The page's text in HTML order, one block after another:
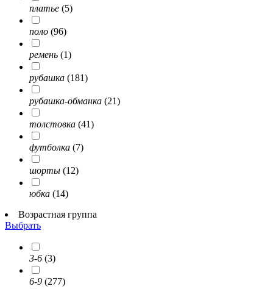
платье (5)
поло (96)
ремень (1)
рубашка (181)
рубашка-обманка (21)
толстовка (41)
футболка (7)
шорты (12)
юбка (14)
Возрастная группа
Выбрать
3-6 (3)
6-9 (277)